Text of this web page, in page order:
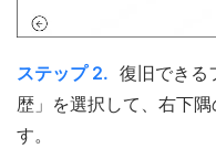
ステップ 2. 復旧できる
歴」を選択して、右下
す。